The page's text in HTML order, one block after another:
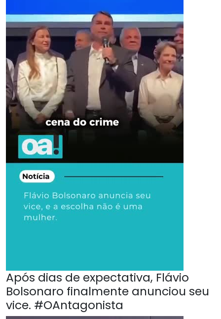
Após dias de expectativa, Flávio
Bolsonaro finalmente anunciou seu
vice. #OAntagonista